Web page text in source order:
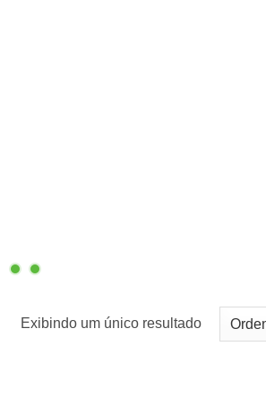
Exibindo um único resultado